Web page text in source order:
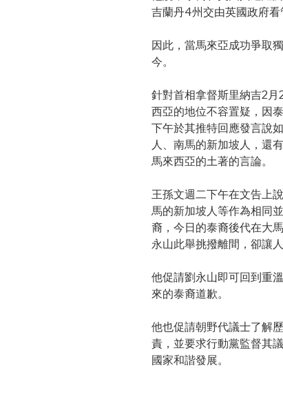
吉蘭丹4州交由英國政府看
因此，當馬來亞成功爭取
今。
針對首相拿督斯里納吉2
西亞的地位不容置疑，因
下午於其推特回應發言說
人、南馬的新加坡人，還
馬來西亞的土著的言論。
王孫文週二下午在文告上
馬的新加坡人等作為相同
裔，今日的泰裔後代在大
永山此舉挑撥離間，卻讓
他促請劉永山即可回到重
來的泰裔道歉。
他也促請朝野代議士了解
責，並要求行動黨監督其
國家和諧發展。